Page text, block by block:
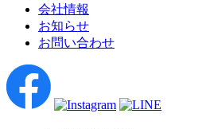
会社情報
お知らせ
お問い合わせ